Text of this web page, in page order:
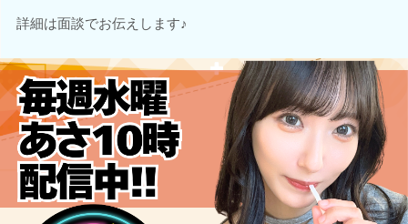
詳細は面談でお伝えします♪